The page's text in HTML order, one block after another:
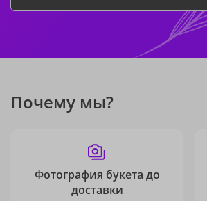
Почему мы?
Фотография букета до
доставки